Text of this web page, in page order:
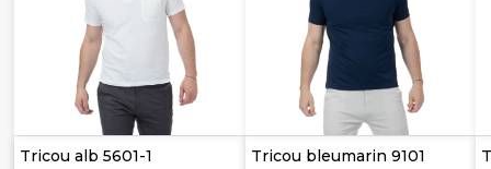
Tricou alb 5601-1 Tricou bleumarin 9101